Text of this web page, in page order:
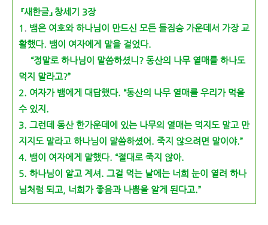
『새한글』 창세기 3장
1 . 뱀은 여호와 하나님이 만드신 모든 들짐승 가운데서 가장 교
활했다. 뱀이 여자에게 말을 걸었다.
“정말로 하나님이 말씀하셨니? 동산의 나무 열매를 하나도
먹지 말라고?”
2. 여자가 뱀에게 대답했다. “동산의 나무 열매를 우리가 먹을
수 있지.
3. 그런데 동산 한가운데에 있는 나무의 열매는 먹지도 말고 만
지지도 말라고 하나님이 말씀하셨어. 죽지 않으려면 말이야.”
4. 뱀이 여자에게 말했다. “절대로 죽지 않아.
5. 하나님이 알고 계셔. 그걸 먹는 날에는 너희 눈이 열려 하나
님처럼 되고, 너희가 좋음과 나쁨을 알게 된다고.”